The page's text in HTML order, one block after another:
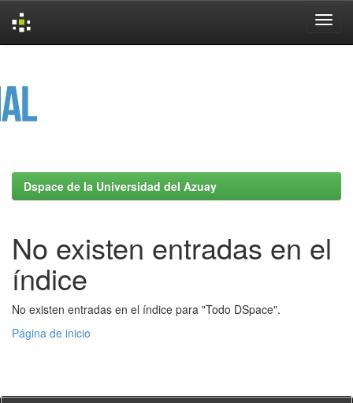
Dspace de la Universidad del Azuay
No existen entradas en el
índice
No existen entradas en el índice para "Todo DSpace".
Página de inicio